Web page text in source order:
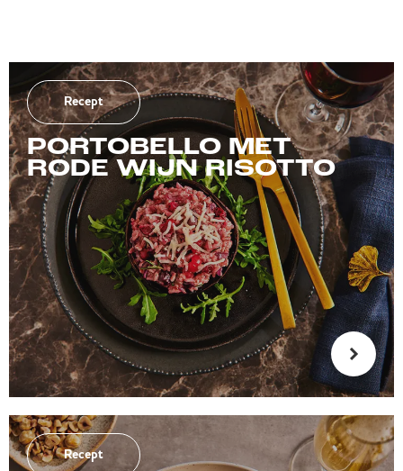
Recept
PORTOBELLO MET
RODE WIJN RISOTTO
Recept